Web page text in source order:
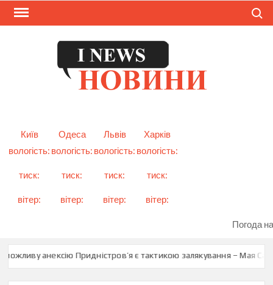
Skip
Київ
Одеса Львів
Харків
вологість:
тиск:
вітер:
вологість:
тиск:
вітер:
вологість:
тиск:
вітер:
вологість:
тиск:
вітер:
Погода
анексію Придністров’я є тактикою залякування – Мая Санду